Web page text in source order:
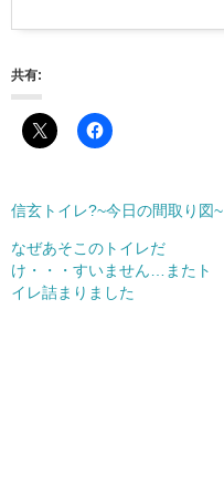
共有:
信玄トイレ?~今日の間取り図~
なぜあそこのトイレだ
け・・・すいません…またト
イレ詰まりました